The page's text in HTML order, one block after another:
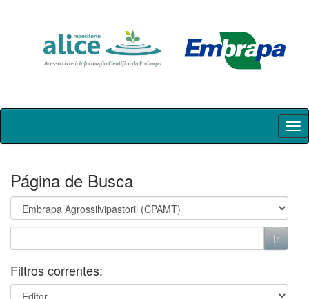
Skip
Página de Busca
Filtros correntes: